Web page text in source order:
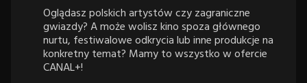
Oglądasz polskich artystów czy zagraniczne
gwiazdy? A może wolisz kino spoza głównego
nurtu, festiwalowe odkrycia lub inne produkcje na
konkretny temat? Mamy to wszystko w ofercie
CANAL+!